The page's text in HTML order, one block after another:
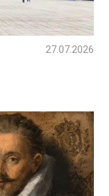
27.07.2026